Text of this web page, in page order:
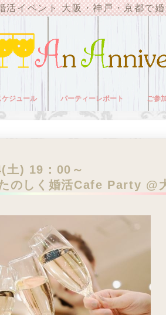
活イベント 大阪・神戸・京都で
ケジュール パーティーレポート ご参
土) 19：00～
のしく婚活Cafe Party @